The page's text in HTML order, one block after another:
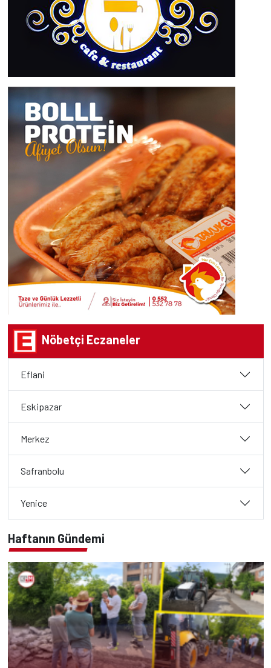
Nöbetçi Eczaneler
Eflani
Eskipazar
Merkez
Safranbolu
Yenice
Haftanın Gündemi